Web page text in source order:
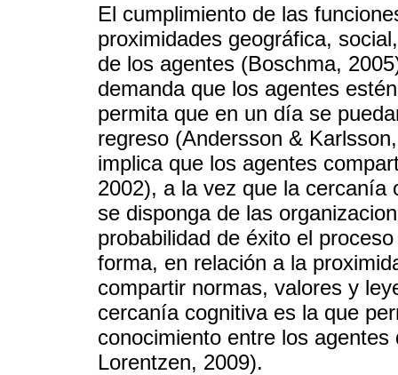
El cumplimiento de las
proximidades geográfica,
de los agentes (Boschma,
demanda que los agentes
permita que en un día se
regreso (Andersson &
implica que los agentes
2002), a la vez que la cercanía
se disponga de las
probabilidad de éxito el
forma, en relación a la
compartir normas, valores y
cercanía cognitiva es la que
conocimiento entre los
Lorentzen, 2009).